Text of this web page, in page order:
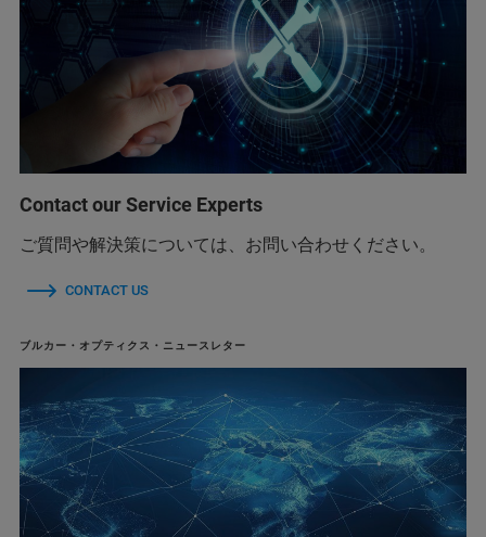
Contact our Service Experts
ご質問や解決策については、お問い合わせください。
CONTACT US
ブルカー・オプティクス・ニュースレター